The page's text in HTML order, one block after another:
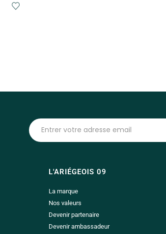
L'ARIÉGEOIS 09
La marque
Nos valeurs
Devenir partenaire
Devenir ambassadeur